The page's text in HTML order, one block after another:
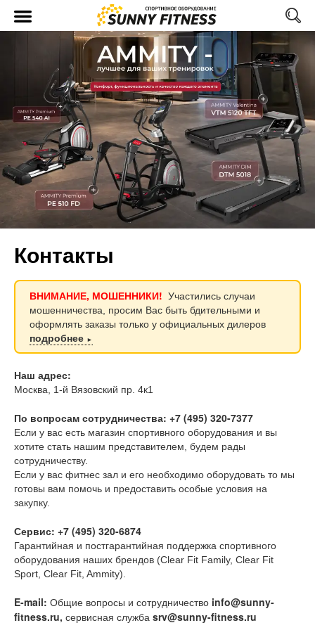
Контакты
ВНИМАНИЕ, МОШЕННИКИ! Участились случаи
мошенничества, просим Вас быть бдительными и
оформлять заказы только у официальных дилеров
подробнее ►
Наш адрес:
Москва, 1-й Вязовский пр. 4к1
По вопросам сотрудничества: +7 (495) 320-7377
Если у вас есть магазин спортивного оборудования и вы
хотите стать нашим представителем, будем рады
сотрудничеству.
Если у вас фитнес зал и его необходимо оборудовать то мы
готовы вам помочь и предоставить особые условия на
закупку.
Сервис: +7 (495) 320-6874
Гарантийная и постгарантийная поддержка спортивного
оборудования наших брендов (Clear Fit Family, Clear Fit
Sport, Clear Fit, Ammity).
E-mail: Общие вопросы и сотрудничество info@sunny-
fitness.ru, сервисная служба srv@sunny-fitness.ru